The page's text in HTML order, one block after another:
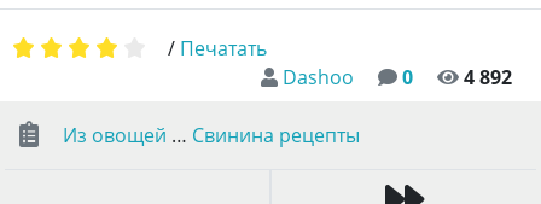
Dashoo 0 4 892
/ Печатать
Из овощей … Свинина рецепты